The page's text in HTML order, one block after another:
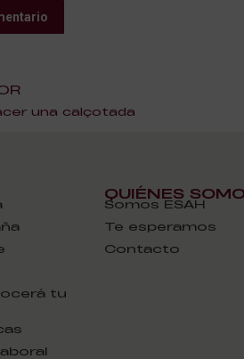
una calçotada
tu
QUIÉNES
Somos ESAH
Te esperamos
Contacto